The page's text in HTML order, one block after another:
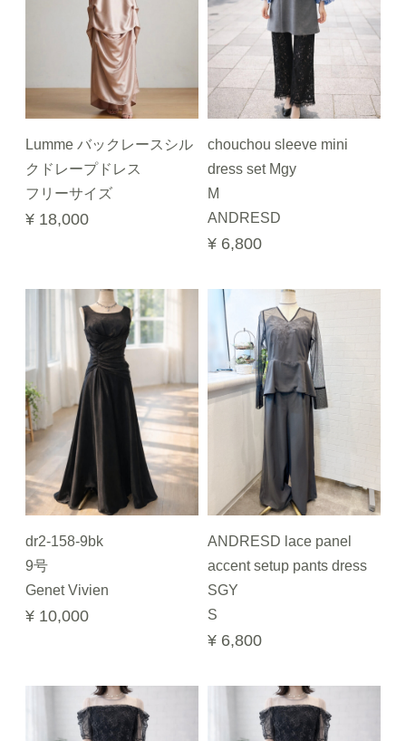
Lumme バックレースシル
クドレープドレス
フリーサイズ
¥ 18,000
chouchou sleeve mini
dress set Mgy
M
ANDRESD
¥ 6,800
dr2-158-9bk
9号
Genet Vivien
¥ 10,000
ANDRESD lace panel
accent setup pants dress
SGY
S
¥ 6,800